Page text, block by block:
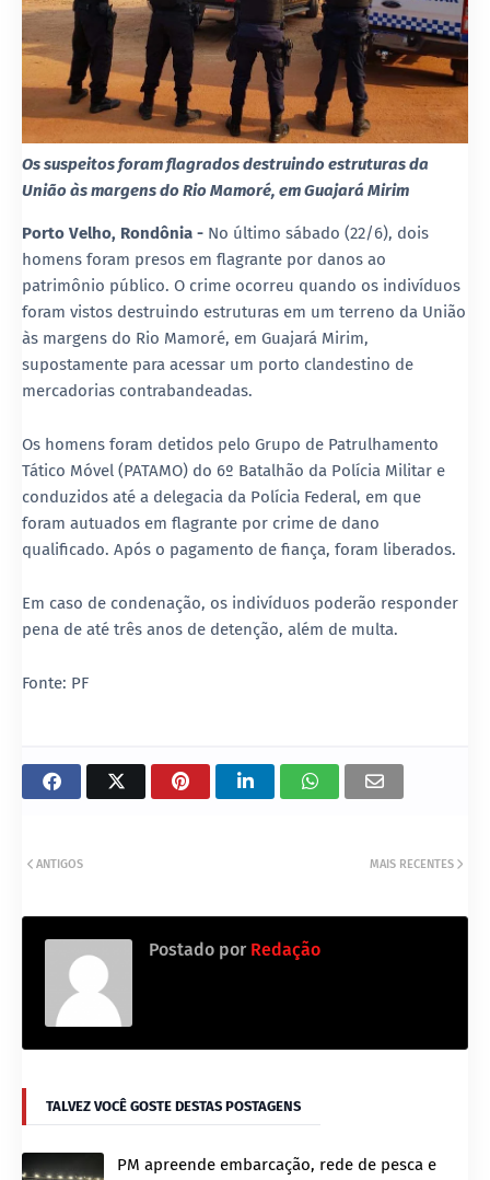
Os suspeitos foram flagrados destruindo estruturas da
União às margens do Rio Mamoré, em Guajará Mirim
Porto Velho, Rondônia - No último sábado (22/6), dois
homens foram presos em flagrante por danos ao
patrimônio público. O crime ocorreu quando os indivíduos
foram vistos destruindo estruturas em um terreno da União
às margens do Rio Mamoré, em Guajará Mirim,
supostamente para acessar um porto clandestino de
mercadorias contrabandeadas.
Os homens foram detidos pelo Grupo de Patrulhamento
Tático Móvel (PATAMO) do 6º Batalhão da Polícia Militar e
conduzidos até a delegacia da Polícia Federal, em que
foram autuados em flagrante por crime de dano
qualificado. Após o pagamento de fiança, foram liberados.
Em caso de condenação, os indivíduos poderão responder
pena de até três anos de detenção, além de multa.
Fonte: PF
MAIS RECENTES
ANTIGOS
Postado por Redação
TALVEZ VOCÊ GOSTE DESTAS POSTAGENS
PM apreende embarcação, rede de pesca e